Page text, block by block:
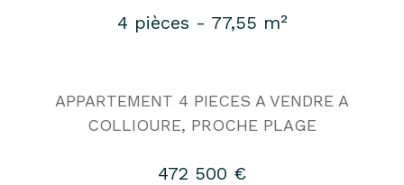
4 pièces - 77,55 m²
APPARTEMENT 4 PIECES A VENDRE A
COLLIOURE, PROCHE PLAGE
472 500 €